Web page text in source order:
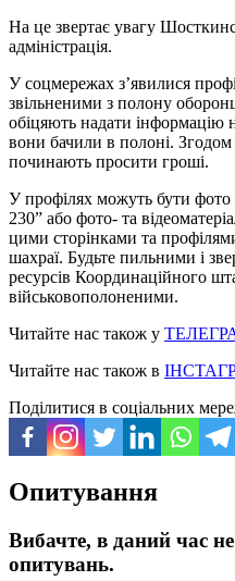
На це звертає увагу
адміністрація.
У соцмережах з’явилися
звільненими з полону
обіцяють надати інформацію
вони бачили в полоні.
починають просити гроші.
У профілях можуть бути фото
230” або фото- та
цими сторінками та
шахраї. Будьте пильними і
ресурсів Координаційного
військовополоненими.
Читайте нас також у
Читайте нас також в
Поділитися в соціальних
Опитування
Вибачте, в даний час
опитувань.